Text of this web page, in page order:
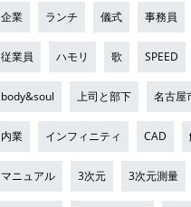
企業 ランチ 儀式 事務員
従業員 ハモリ 歌 SPEED
body&soul 上司と部下 名古屋
内業 インフィニティ CAD
マニュアル 3次元 3次元測量